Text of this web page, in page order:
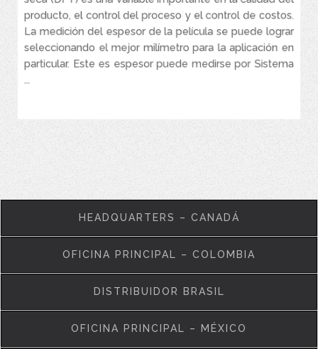
producto, el control del proceso y el control de costos.
La medición del espesor de la película se puede lograr
seleccionando el mejor milímetro para la aplicación en
particular. Este es espesor puede medirse por Sistema
...
Las sondas de modelo combinado «FN» pueden medir
revestimientos no magnéticos aplicados a metales ferrosos
(magnéticos), y revestimientos no conductores aplicados a
metales no ferrosos.
HEADQUARTERS – CANADÁ
OFICINA PRINCIPAL – COLOMBIA
DISTRIBUIDOR BRASIL
OFICINA PRINCIPAL – MÉXICO